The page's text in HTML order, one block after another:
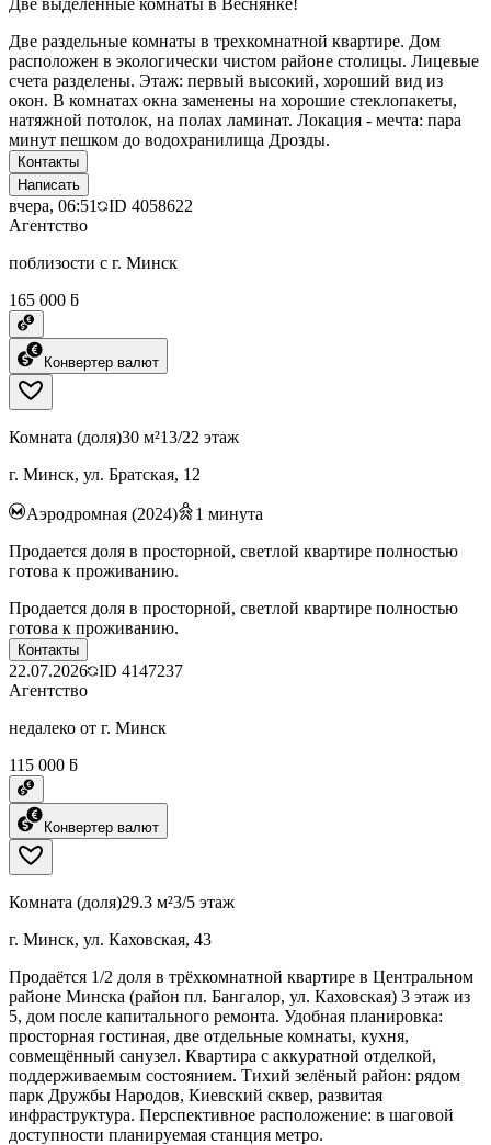
Две раздельные комнаты в трехкомнатной квартире. Дом
расположен в экологически чистом районе столицы. Лицевые
счета разделены. Этаж: первый высокий, хороший вид из
окон. В комнатах окна заменены на хорошие стеклопакеты,
натяжной потолок, на полах ламинат. Локация - мечта: пара
минут пешком до водохранилища Дрозды.
Контакты
Написать
вчера, 06:51 ID 4058622
Агентство
поблизости с г. Минск
165 000 ƃ
Конвертер валют
Комната (доля)30 м²13/22 этаж
г. Минск, ул. Братская, 12
Аэродромная (2024) 1 минута
Продается доля в просторной, светлой квартире полностью
готова к проживанию.
Продается доля в просторной, светлой квартире полностью
готова к проживанию.
Контакты
22.07.2026 ID 4147237
Агентство
недалеко от г. Минск
115 000 ƃ
Конвертер валют
Комната (доля)29.3 м²3/5 этаж
г. Минск, ул. Каховская, 43
Продаётся 1/2 доля в трёхкомнатной квартире в Центральном
районе Минска (район пл. Бангалор, ул. Каховская) 3 этаж из
5, дом после капитального ремонта. Удобная планировка:
просторная гостиная, две отдельные комнаты, кухня,
совмещённый санузел. Квартира с аккуратной отделкой,
поддерживаемым состоянием. Тихий зелёный район: рядом
парк Дружбы Народов, Киевский сквер, развитая
инфраструктура. Перспективное расположение: в шаговой
доступности планируемая станция метро.